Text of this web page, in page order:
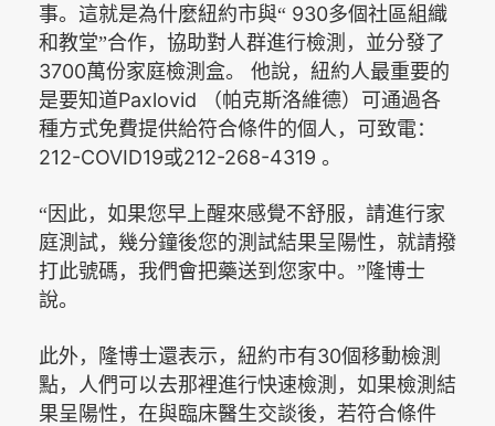
事。這就是為什麼紐約市與“ 930多個社區組織
和教堂”合作，協助對人群進行檢測，並分發了
3700萬份家庭檢測盒。
他說，紐約人最重要的
是要知道Paxlovid
（帕克斯洛維德）可通過各
種方式免費提供給符合條件的個人，可致電：
212-COVID19或212-268-4319 。
“因此，如果您早上醒來感覺不舒服，請進行家
庭測試，幾分鐘後您的測試結果呈陽性，就請撥
打此號碼，我們會把藥送到您家中。” 隆博士
說。
此外，隆博士還表示，紐約市有30個移動檢測
點，人們可以去那裡進行快速檢測，如果檢測結
果呈陽性，在與臨床醫生交談後，若符合條件